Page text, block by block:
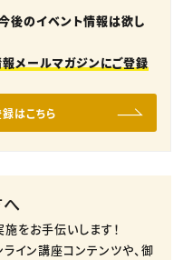
後のイベント情報は欲し
メールマガジンにご登録
はこちら
をお手伝いします！
イン講座コンテンツや、御